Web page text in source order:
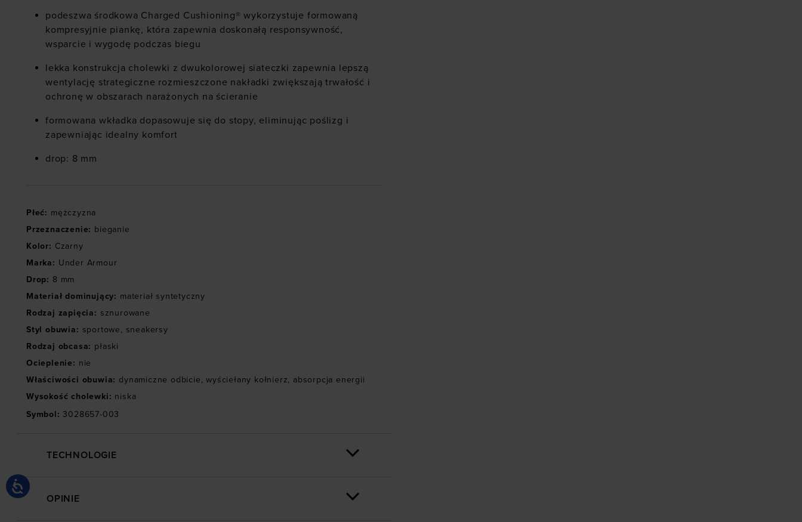
podeszwa środkowa Charged Cushioning® wykorzystuje formowaną
kompresyjnie piankę, która zapewnia doskonałą responsywność,
wsparcie i wygodę podczas biegu
lekka konstrukcja cholewki z dwukolorowej siateczki zapewnia lepszą
wentylację strategiczne rozmieszczone nakładki zwiększają trwałość i
ochronę w obszarach narażonych na ścieranie
formowana wkładka dopasowuje się do stopy, eliminując poślizg i
zapewniając idealny komfort
drop: 8 mm
Płeć: mężczyzna
Przeznaczenie: bieganie
Kolor: Czarny
Marka: Under Armour
Drop: 8 mm
Materiał dominujący: materiał syntetyczny
Rodzaj zapięcia: sznurowane
Styl obuwia: sportowe, sneakersy
Rodzaj obcasa: płaski
Ocieplenie: nie
Właściwości obuwia: dynamiczne odbicie, wyściełany kołnierz, absorpcja energii
Wysokość cholewki: niska
Symbol: 3028657-003
TECHNOLOGIE
OPINIE